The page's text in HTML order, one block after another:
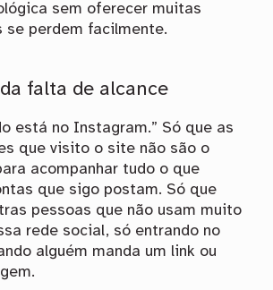
sem oferecer muitas
se perdem facilmente.
falta de alcance
está no Instagram.” Só que as
que visito o site não são o
acompanhar tudo o que
que sigo postam. Só que
pessoas que não usam muito
rede social, só entrando no
alguém manda um link ou